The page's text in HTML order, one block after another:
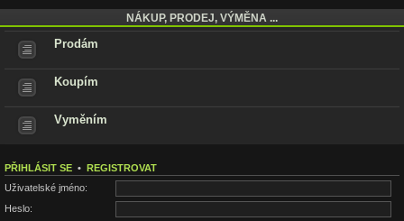
NÁKUP, PRODEJ, VÝMĚNA ...
Prodám
Koupím
Vyměním
PŘIHLÁSIT SE • REGISTROVAT
Uživatelské jméno:
Heslo: